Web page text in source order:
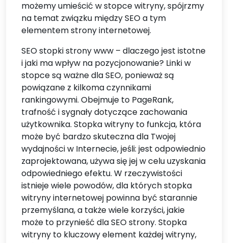
możemy umieścić w stopce witryny, spójrzmy
na temat związku między SEO a tym
elementem strony internetowej.
SEO stopki strony www – dlaczego jest istotne
i jaki ma wpływ na pozycjonowanie? Linki w
stopce są ważne dla SEO, ponieważ są
powiązane z kilkoma czynnikami
rankingowymi. Obejmuje to PageRank,
trafność i sygnały dotyczące zachowania
użytkownika. Stopka witryny to funkcja, która
może być bardzo skuteczna dla Twojej
wydajności w Internecie, jeśli: jest odpowiednio
zaprojektowana, używa się jej w celu uzyskania
odpowiedniego efektu. W rzeczywistości
istnieje wiele powodów, dla których stopka
witryny internetowej powinna być starannie
przemyślana, a także wiele korzyści, jakie
może to przynieść dla SEO strony. Stopka
witryny to kluczowy element każdej witryny,